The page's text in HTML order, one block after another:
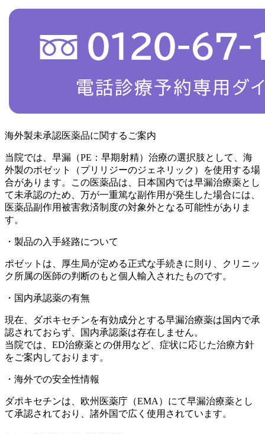
海外製未承認医薬品に関するご案内
当院では、早漏（PE：早期射精）治療の選択肢として、海
外製のポゼット（プリリジーのジェネリック）を使用する場
合があります。この医薬品は、日本国内では早漏治療薬とし
て未承認のため、万が一重篤な副作用が発生した場合には、
医薬品副作用被害救済制度の対象外となる可能性がありま
す。
・製品の入手経路について
ポゼットは、厚生局が定める正式な手続きに則り、クリニッ
ク所属の医師の判断のもと個人輸入されたものです。
・国内承認薬の有無
現在、ダポキセチンを有効成分とする早漏治療薬は国内で承
認されておらず、国内承認薬は存在しません。
当院では、ED治療薬との併用など、症状に応じた治療方針
をご案内しております。
・海外での安全性情報
ダポキセチンは、欧州医薬庁（EMA）にて早漏治療薬とし
て承認されており、諸外国で広く使用されています。